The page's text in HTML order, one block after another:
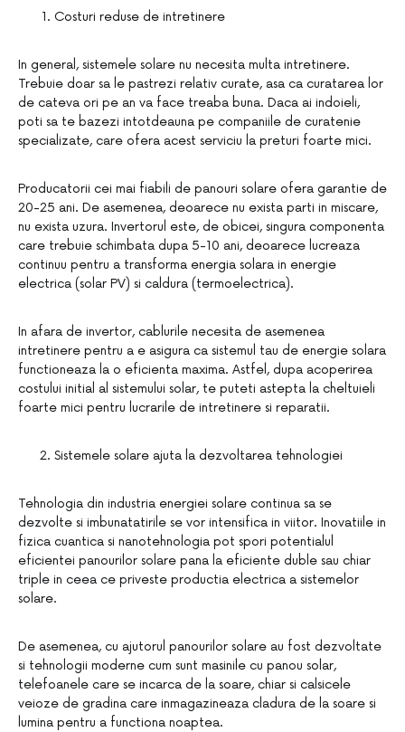
Costuri reduse de intretinere
In general, sistemele solare nu necesita multa intretinere.
Trebuie doar sa le pastrezi relativ curate, asa ca curatarea lor
de cateva ori pe an va face treaba buna. Daca ai indoieli,
poti sa te bazezi intotdeauna pe companiile de curatenie
specializate, care ofera acest serviciu la preturi foarte mici.
Producatorii cei mai fiabili de panouri solare ofera garantie de
20-25 ani. De asemenea, deoarece nu exista parti in miscare,
nu exista uzura. Invertorul este, de obicei, singura componenta
care trebuie schimbata dupa 5-10 ani, deoarece lucreaza
continuu pentru a transforma energia solara in energie
electrica (solar PV) si caldura (termoelectrica).
In afara de invertor, cablurile necesita de asemenea
intretinere pentru a e asigura ca sistemul tau de energie solara
functioneaza la o eficienta maxima. Astfel, dupa acoperirea
costului initial al sistemului solar, te puteti astepta la cheltuieli
foarte mici pentru lucrarile de intretinere si reparatii.
Sistemele solare ajuta la dezvoltarea tehnologiei
Tehnologia din industria energiei solare continua sa se
dezvolte si imbunatatirile se vor intensifica in viitor. Inovatiile in
fizica cuantica si nanotehnologia pot spori potentialul
eficientei panourilor solare pana la eficiente duble sau chiar
triple in ceea ce priveste productia electrica a sistemelor
solare.
De asemenea, cu ajutorul panourilor solare au fost dezvoltate
si tehnologii moderne cum sunt masinile cu panou solar,
telefoanele care se incarca de la soare, chiar si calsicele
veioze de gradina care inmagazineaza cladura de la soare si
lumina pentru a functiona noaptea.